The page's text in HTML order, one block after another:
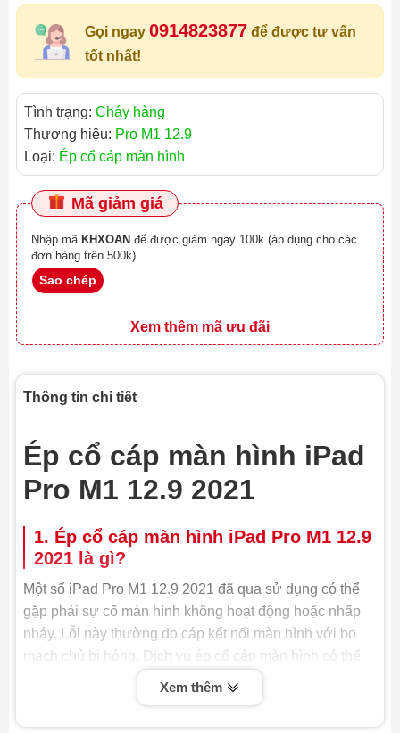
Gọi ngay 0914823877 để được tư vấn
tốt nhất!
Tình trạng: Cháy hàng
Thương hiệu: Pro M1 12.9
Loại: Ép cổ cáp màn hình
Mã giảm giá
Nhập mã KHXOAN
đơn hàng trên 500k)
Sao chép
Xem thêm mã ưu đãi
Thông tin chi tiết
Ép cổ cáp màn hình iPad
Pro M1 12.9 2021
1. Ép cổ cáp màn hình iPad Pro M1 12.9
2021 là gì?
Một số iPad Pro M1 12.9 2021 đã qua sử dụng có thể
gặp phải sự cố màn hình không hoạt động hoặc nhấp
nháy. Lỗi này thường do cáp kết nối màn hình với bo
mạch chủ bị hỏng. Dịch vụ ép cổ cáp màn hình có thể
giải quyết vấn đề này.
Xem thêm